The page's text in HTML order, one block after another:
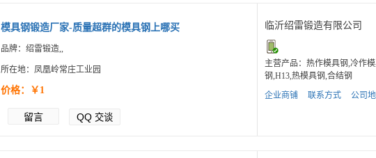
模具钢锻造厂家-质量超群的模具钢上哪买
品牌：绍雷锻造,,
所在地：凤凰岭常庄工业园
价格：￥1
留言 QQ 交谈
临沂绍雷锻造有限公司
主营产品：热作模具钢,冷作
钢,H13,热模具钢,合结钢
企业商铺
联系方式 公司